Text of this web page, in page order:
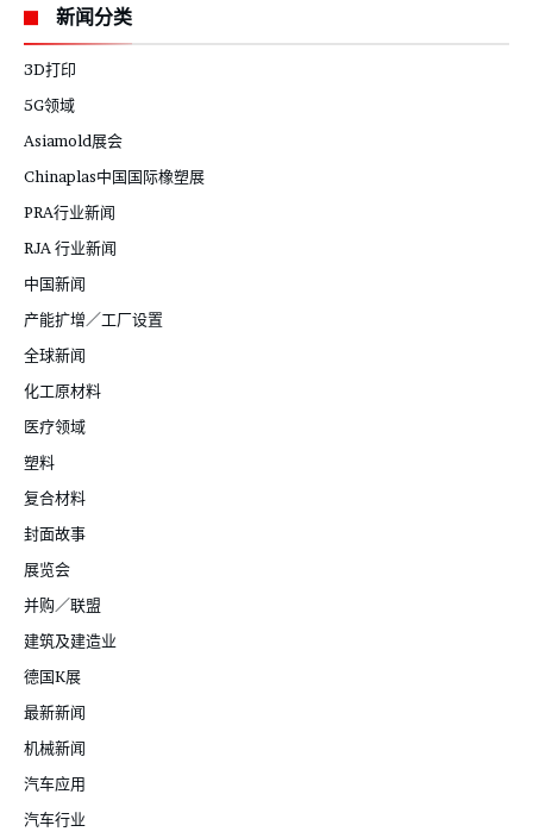
新闻分类
3D打印
5G领域
Asiamold展会
Chinaplas中国国际橡塑展
PRA行业新闻
RJA 行业新闻
中国新闻
产能扩增／工厂设置
全球新闻
化工原材料
医疗领域
塑料
复合材料
封面故事
展览会
并购／联盟
建筑及建造业
德国K展
最新新闻
机械新闻
汽车应用
汽车行业